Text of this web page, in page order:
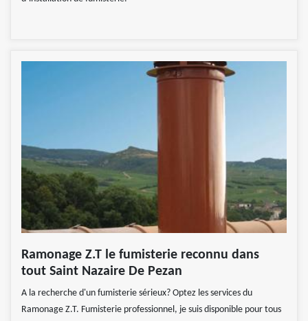
Ramonage Z.T le fumisterie reconnu dans
tout Saint Nazaire De Pezan
A la recherche d'un fumisterie sérieux? Optez les services du
Ramonage Z.T. Fumisterie professionnel, je suis disponible pour tous